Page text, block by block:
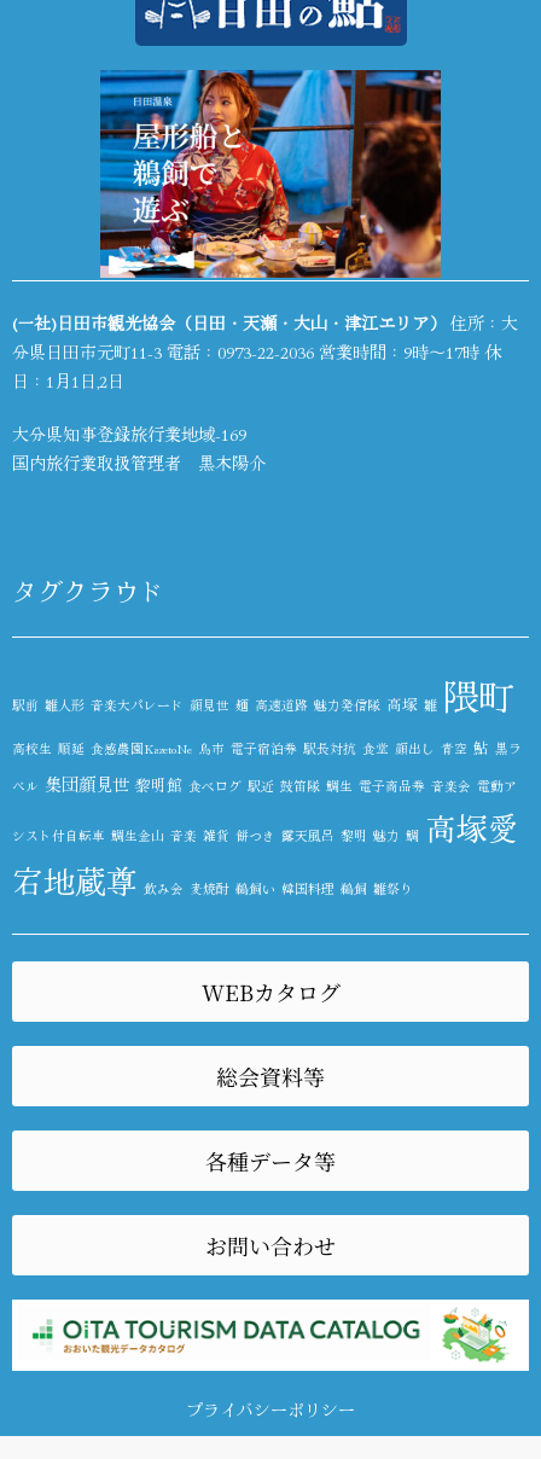
(一社)日田市観光協会（日田・天瀬・大山・津江エリア） 住所：大
分県日田市元町11-3 電話： 0973-22-2036 営業時間：9時～17時 休
日：1月1日,2日
大分県知事登録旅行業地域-169
国内旅行業取扱管理者 黒木陽介
タグクラウド
駅前 雛人形 音楽大パレード 顔見世 麺 高速道路 魅力発信隊 高塚 雛 隈町
高校生 順延 食感農園KazetoNe 鳥市 電子宿泊券 駅長対抗 食堂 顔出し 青空 鮎 黒ラ
ベル 集団顔見世 黎明館 食べログ 駅近 鼓笛隊 鯛生 電子商品券 音楽会 電動ア
シスト付自転車 鯛生金山 音楽 雑貨 餅つき 露天風呂 黎明 魅力 鯛 高塚愛
宕地蔵尊 飲み会 麦焼酎 鵜飼い 韓国料理 鵜飼 雛祭り
WEBカタログ
総会資料等
各種データ等
お問い合わせ
プライバシーポリシー